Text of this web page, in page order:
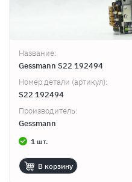
Название:
Gessmann S22 192494
Номер детали (артикул):
S22 192494
Производитель:
Gessmann
1 шт.
В корзину